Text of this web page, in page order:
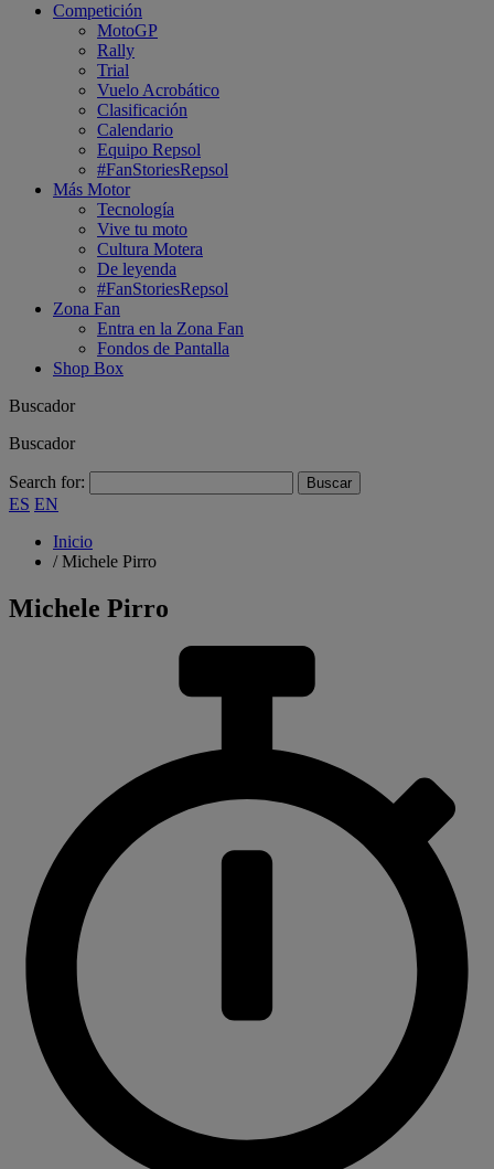
Competición
MotoGP
Rally
Trial
Vuelo Acrobático
Clasificación
Calendario
Equipo Repsol
#FanStoriesRepsol
Más Motor
Tecnología
Vive tu moto
Cultura Motera
De leyenda
#FanStoriesRepsol
Zona Fan
Entra en la Zona Fan
Fondos de Pantalla
Shop Box
Buscador
Buscador
Search for:
ES EN
Inicio
/Michele Pirro
Michele Pirro